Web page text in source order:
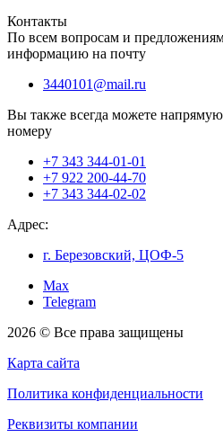
Контакты
По всем вопросам и
информацию на почту
3440101@mail.ru
Вы также всегда можете напрямую
номеру
+7 343 344-01-01
+7 922 200-44-70
+7 343 344-02-02
Адрес:
г. Березовский, ЦОФ-5
Max
Telegram
2026 © Все права защищены
Карта сайта
Политика конфиденциальности
Реквизиты компании